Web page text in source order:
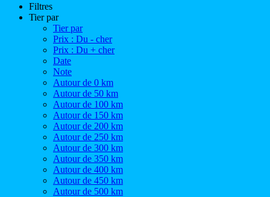
Filtres
Tier par
Tier par
Prix : Du - cher
Prix : Du + cher
Date
Note
Autour de 0 km
Autour de 50 km
Autour de 100 km
Autour de 150 km
Autour de 200 km
Autour de 250 km
Autour de 300 km
Autour de 350 km
Autour de 400 km
Autour de 450 km
Autour de 500 km